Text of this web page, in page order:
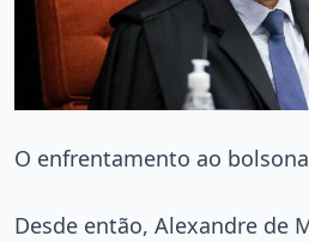
O enfrentamento ao
Desde então, Alexandre de